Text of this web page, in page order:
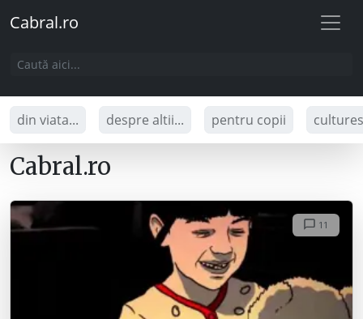
Cabral.ro
din viata... despre altii... pentru copii
Cabral.ro
11